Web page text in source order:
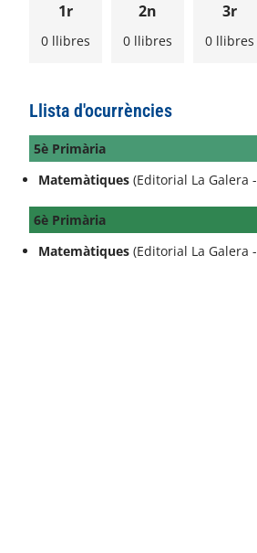
1r
0 llibres
2n
0 llibres
3r
0 llibres
Llista d'ocurrències
5è Primària
Matemàtiques (Editorial La Galera -
6è Primària
Matemàtiques (Editorial La Galera -